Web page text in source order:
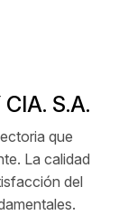
S.A.
que
La calidad
del